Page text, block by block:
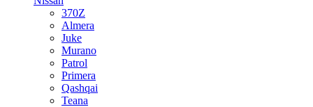
370Z
Almera
Juke
Murano
Patrol
Primera
Qashqai
Teana